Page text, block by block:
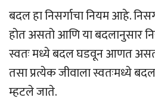
बदल हा निसर्गाचा नियम आहे.
होत असतो आणि या बदलानुसार
स्वतः मध्ये बदल घडवून आणत
तसा प्रत्येक जीवाला स्वतःमध्ये
म्हटले जाते.